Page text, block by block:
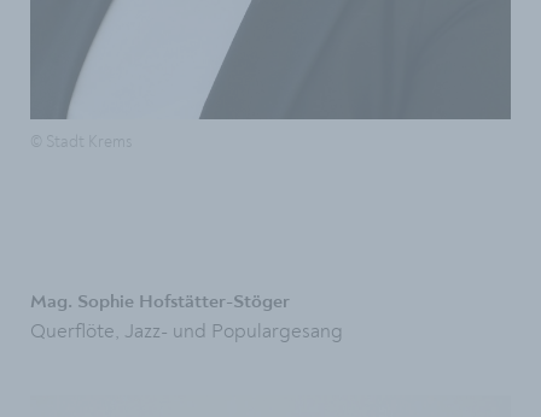
Mag. Sophie Hofstätter-Stöger
Querflöte, Jazz- und Populargesang